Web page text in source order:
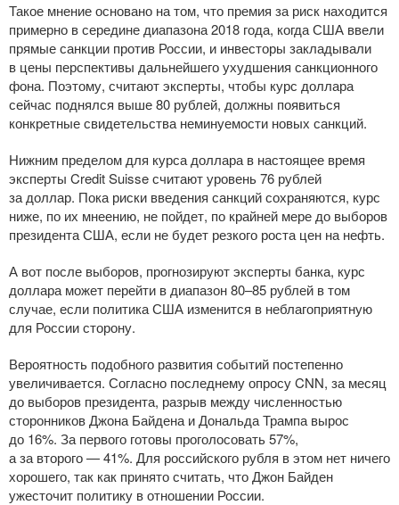
Такое мнение основано на том, что премия за риск находится
примерно в середине диапазона 2018 года, когда США ввели
прямые санкции против России, и инвесторы закладывали
в цены перспективы дальнейшего ухудшения санкционного
фона. Поэтому, считают эксперты, чтобы курс доллара
сейчас поднялся выше 80 рублей, должны появиться
конкретные свидетельства неминуемости новых санкций.
Нижним пределом для курса доллара в настоящее время
эксперты Credit Suisse считают уровень 76 рублей
за доллар. Пока риски введения санкций сохраняются, курс
ниже, по их мнеению, не пойдет, по крайней мере до выборов
президента США, если не будет резкого роста цен на нефть.
А вот после выборов, прогнозируют эксперты банка, курс
доллара может перейти в диапазон 80–85 рублей в том
случае, если политика США изменится в неблагоприятную
для России сторону.
Вероятность подобного развития событий постепенно
увеличивается. Согласно последнему опросу CNN, за месяц
до выборов президента, разрыв между численностью
сторонников Джона Байдена и Дональда Трампа вырос
до 16%. За первого готовы проголосовать 57%,
а за второго — 41%. Для российского рубля в этом нет ничего
хорошего, так как принято считать, что Джон Байден
ужесточит политику в отношении России.